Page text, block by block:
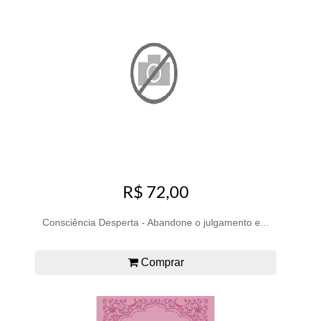
R$ 72,00
Consciência Desperta - Abandone o julgamento e...
Comprar